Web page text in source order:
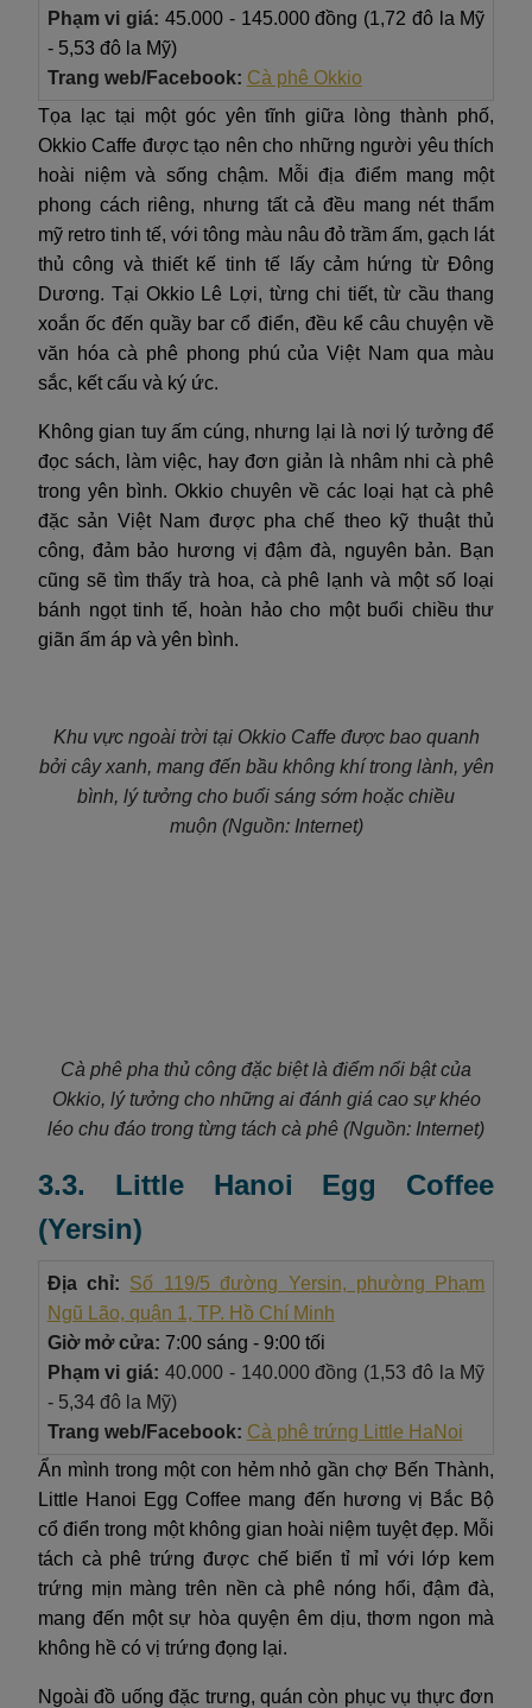
Phạm vi giá: 45.000 - 145.000 đồng (1,72 đô la Mỹ
- 5,53 đô la Mỹ)
Trang web/Facebook: Cà phê Okkio
Tọa lạc tại một góc yên tĩnh giữa lòng thành phố,
Okkio Caffe được tạo nên cho những người yêu thích
hoài niệm và sống chậm. Mỗi địa điểm mang một
phong cách riêng, nhưng tất cả đều mang nét thẩm
mỹ retro tinh tế, với tông màu nâu đỏ trầm ấm, gạch lát
thủ công và thiết kế tinh tế lấy cảm hứng từ Đông
Dương. Tại Okkio Lê Lợi, từng chi tiết, từ cầu thang
xoắn ốc đến quầy bar cổ điển, đều kể câu chuyện về
văn hóa cà phê phong phú của Việt Nam qua màu
sắc, kết cấu và ký ức.
Không gian tuy ấm cúng, nhưng lại là nơi lý tưởng để
đọc sách, làm việc, hay đơn giản là nhâm nhi cà phê
trong yên bình. Okkio chuyên về các loại hạt cà phê
đặc sản Việt Nam được pha chế theo kỹ thuật thủ
công, đảm bảo hương vị đậm đà, nguyên bản. Bạn
cũng sẽ tìm thấy trà hoa, cà phê lạnh và một số loại
bánh ngọt tinh tế, hoàn hảo cho một buổi chiều thư
giãn ấm áp và yên bình.
Khu vực ngoài trời tại Okkio Caffe được bao quanh
bởi cây xanh, mang đến bầu không khí trong lành, yên
bình, lý tưởng cho buổi sáng sớm hoặc chiều
muộn (Nguồn: Internet)
Cà phê pha thủ công đặc biệt là điểm nổi bật của
Okkio, lý tưởng cho những ai đánh giá cao sự khéo
léo chu đáo trong từng tách cà phê (Nguồn: Internet)
3.3. Little Hanoi Egg Coffee
(Yersin)
Địa chỉ: Số 119/5 đường Yersin, phường Phạm
Ngũ Lão, quận 1, TP. Hồ Chí Minh
Giờ mở cửa: 7:00 sáng - 9:00 tối
Phạm vi giá: 40.000 - 140.000 đồng (1,53 đô la Mỹ
- 5,34 đô la Mỹ)
Trang web/Facebook: Cà phê trứng Little HaNoi
Ẩn mình trong một con hẻm nhỏ gần chợ Bến Thành,
Little Hanoi Egg Coffee mang đến hương vị Bắc Bộ
cổ điển trong một không gian hoài niệm tuyệt đẹp. Mỗi
tách cà phê trứng được chế biến tỉ mỉ với lớp kem
trứng mịn màng trên nền cà phê nóng hổi, đậm đà,
mang đến một sự hòa quyện êm dịu, thơm ngon mà
không hề có vị trứng đọng lại.
Ngoài đồ uống đặc trưng, quán còn phục vụ thực đơn